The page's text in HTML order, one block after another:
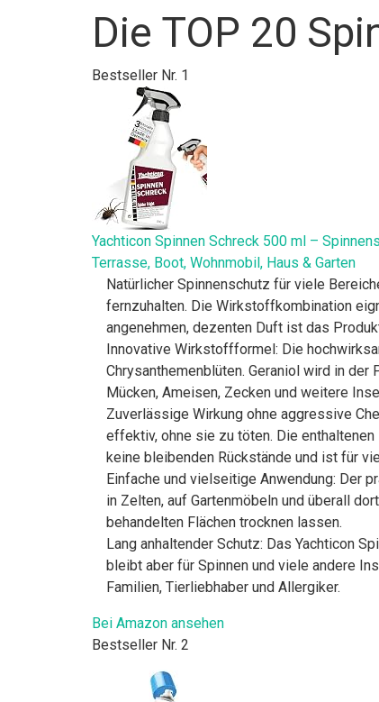
Die TOP 20
Bestseller Nr. 1
Yachticon Spinnen Schreck 500 ml –
Terrasse, Boot, Wohnmobil, Haus & Garten
Natürlicher Spinnenschutz für viele
fernzuhalten. Die Wirkstoffkombination
angenehmen, dezenten Duft ist das
Innovative Wirkstoffformel: Die
Chrysanthemenblüten. Geraniol wird in
Mücken, Ameisen, Zecken und weitere
Zuverlässige Wirkung ohne aggressive
effektiv, ohne sie zu töten. Die
keine bleibenden Rückstände und ist für
Einfache und vielseitige Anwendung: Der
in Zelten, auf Gartenmöbeln und überall
behandelten Flächen trocknen lassen.
Lang anhaltender Schutz: Das Yachticon
bleibt aber für Spinnen und viele andere
Familien, Tierliebhaber und Allergiker.
Bei Amazon ansehen
Bestseller Nr. 2